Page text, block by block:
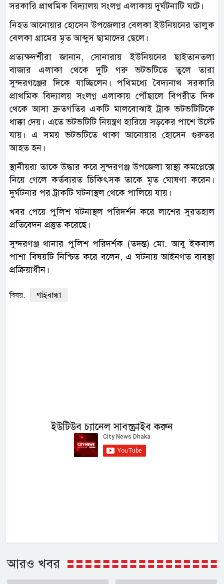
সরকারি প্রাথমিক বিদ্যালয় সংলগ্ন এলাকায় দুর্ঘটনাটি ঘটে।
নিহত আনোয়ার হোসেন উপজেলার বেলকা ইউনিয়নের তালুক
বেলকা গ্রামের মৃত আব্দুস ছামাদের ছেলে।
প্রত্যক্ষদর্শীরা জানান, সোনারায় ইউনিয়নের ছাইতানতলা
বাজার এলাকা থেকে দুটি গরু ভটভটিতে তুলে তারা
সুন্দরগঞ্জের দিকে যাচ্ছিলেন। পথিমধ্যে বৈদ্যনাথ সরকারি
প্রাথমিক বিদ্যালয় সংলগ্ন এলাকায় পৌঁছালে বিপরীত দিক
থেকে আসা দ্রুতগতির একটি মালবোঝাই ট্রাক ভটভটিটিকে
ধাক্কা দেয়। এতে ভটভটিটি নিয়ন্ত্রণ হারিয়ে সড়কের পাশে উল্টে
যায়। এ সময় ভটভটিতে থাকা আনোয়ার হোসেন গুরুতর
আহত হন।
স্থানীয়রা তাকে উদ্ধার করে সুন্দরগঞ্জ উপজেলা স্বাস্থ্য কমপ্লেক্সে
নিয়ে গেলে কর্তব্যরত চিকিৎসক তাকে মৃত ঘোষণা করেন।
দুর্ঘটনার পর ট্রাকটি ঘটনাস্থল থেকে পালিয়ে যায়।
খবর পেয়ে পুলিশ ঘটনাস্থল পরিদর্শন করে লাশের সুরতহাল
প্রতিবেদন প্রস্তুত করেছে।
সুন্দরগঞ্জ থানার পুলিশ পরিদর্শক (তদন্ত) মো. আবু ইকবাল
পাশা বিষয়টি নিশ্চিত করে বলেন, এ ঘটনায় আইনগত ব্যবস্থা
প্রক্রিয়াধীন।
বিষয়: গাইবান্ধা
ইউটিউব চ্যানেল সাবস্ক্রাইব করুন
আরও খবর